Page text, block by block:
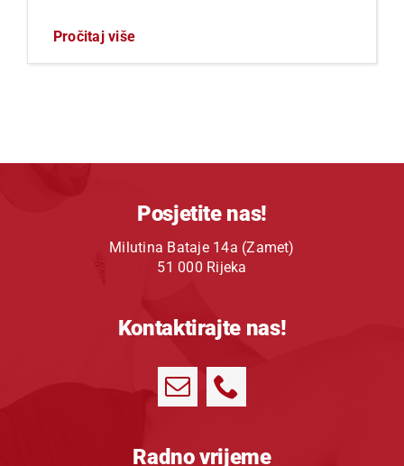
Pročitaj više
Posjetite nas!
Milutina Bataje 14a (Zamet)
51 000 Rijeka
Kontaktirajte nas!
Radno vrijeme